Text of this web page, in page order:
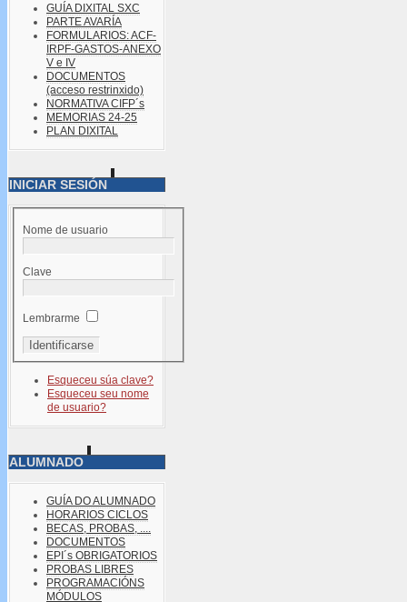
GUÍA DIXITAL SXC
PARTE AVARÍA
FORMULARIOS: ACF-
IRPF-GASTOS-ANEXO
V e IV
DOCUMENTOS
(acceso restrinxido)
NORMATIVA CIFP´s
MEMORIAS 24-25
PLAN DIXITAL
INICIAR SESIÓN
Nome de usuario
Clave
Lembrarme
Esqueceu súa clave?
Esqueceu seu nome
de usuario?
ALUMNADO
GUÍA DO ALUMNADO
HORARIOS CICLOS
BECAS, PROBAS, ....
DOCUMENTOS
EPI´s OBRIGATORIOS
PROBAS LIBRES
PROGRAMACIÓNS
MÓDULOS